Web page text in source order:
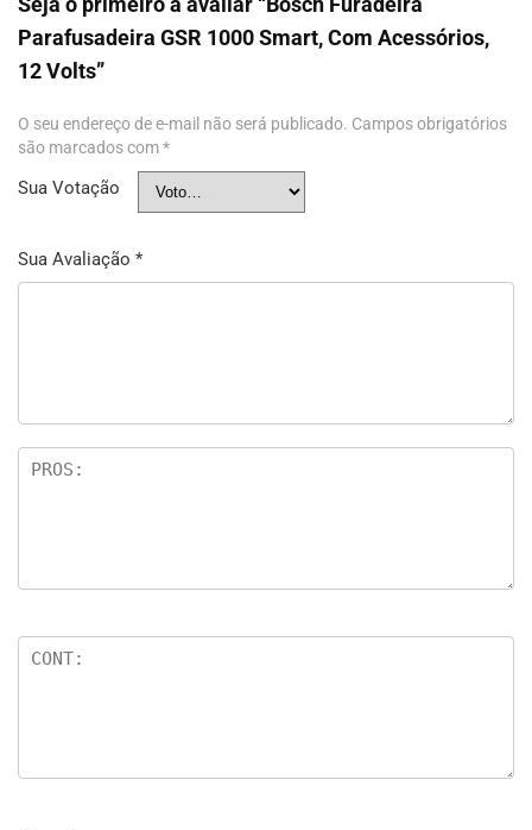
Parafusadeira GSR 1000 Smart, Com Acessórios,
12 Volts”
O seu endereço de e-mail não será publicado. Campos obrigatórios
são marcados com*
Sua Votação
Sua Avaliação *